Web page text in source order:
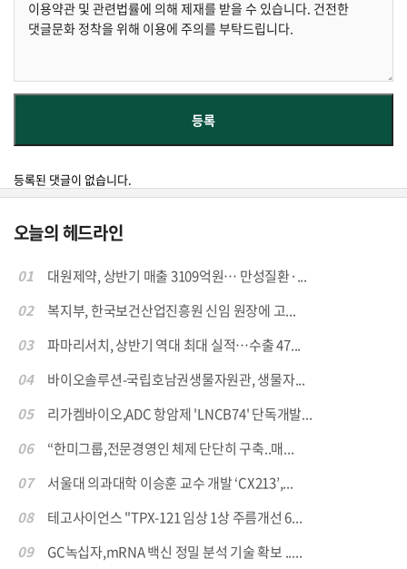
등록된 댓글이 없습니다.
오늘의 헤드라인
01
대원제약, 상반기 매출 3109억원… 만성질환·...
02
복지부, 한국보건산업진흥원 신임 원장에 고...
03
파마리서치, 상반기 역대 최대 실적…수출 47...
04
바이오솔루션-국립호남권생물자원관, 생물자...
05
리가켐바이오,ADC 항암제 'LNCB74' 단독개발...
06
“한미그룹,전문경영인 체제 단단히 구축..매...
07
서울대 의과대학 이승훈 교수 개발 ‘CX213’,...
08
테고사이언스 "TPX-121 임상 1상 주름개선 6...
09
GC녹십자,mRNA 백신 정밀 분석 기술 확보 .....